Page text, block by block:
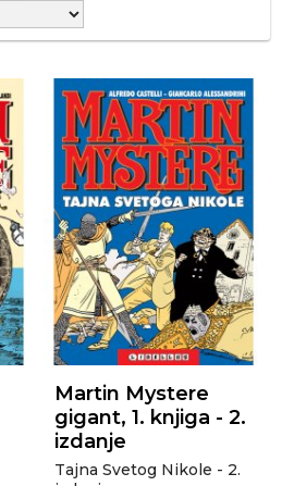
Martin Mystere
gigant, 1. knjiga - 2.
izdanje
Tajna Svetog Nikole - 2.